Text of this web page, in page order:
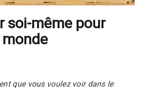
soi-même pour
que vous voulez voir dans le